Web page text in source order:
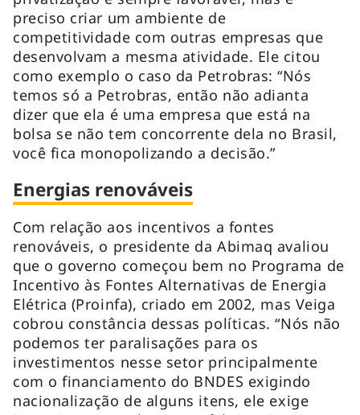
preciso criar um ambiente de
competitividade com outras empresas que
desenvolvam a mesma atividade. Ele citou
como exemplo o caso da Petrobras: “Nós
temos só a Petrobras, então não adianta
dizer que ela é uma empresa que está na
bolsa se não tem concorrente dela no Brasil,
você fica monopolizando a decisão.”
Energias renováveis
Com relação aos incentivos a fontes
renováveis, o presidente da Abimaq avaliou
que o governo começou bem no Programa de
Incentivo às Fontes Alternativas de Energia
Elétrica (Proinfa), criado em 2002, mas Veiga
cobrou constância dessas políticas. “Nós não
podemos ter paralisações para os
investimentos nesse setor principalmente
com o financiamento do BNDES exigindo
nacionalização de alguns itens, ele exige